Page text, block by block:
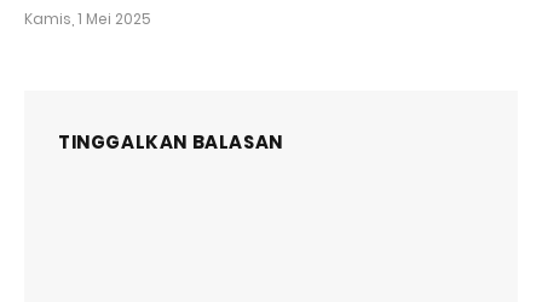
Kamis, 1 Mei 2025
TINGGALKAN BALASAN